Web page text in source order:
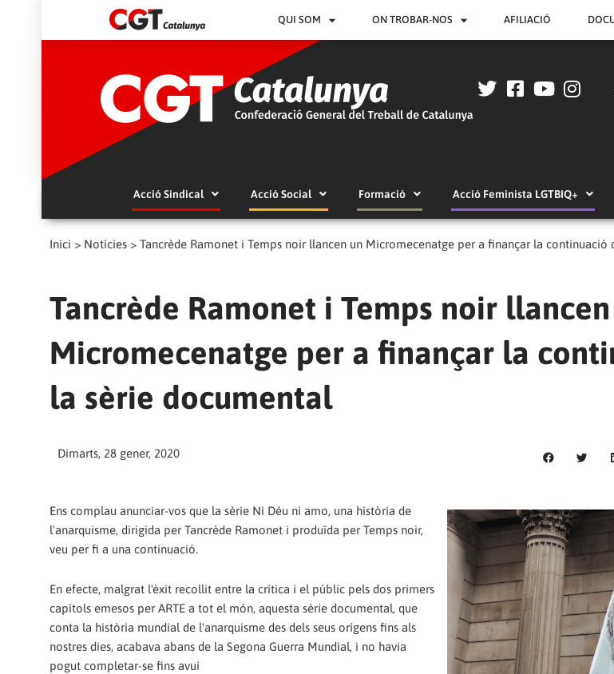
QUI SOM ON TROBAR-NOS AFILIACIÓ
Acció Sindical Acció Social Formació Acció Feminista LGTBIQ+
Inici > Notícies > Tancrède Ramonet i Temps noir llancen un Micromecenatge per a finançar la continuació
Tancrède Ramonet i Temps noir
Micromecenatge per a finançar la
la sèrie documental
Dimarts, 28 gener, 2020
Ens complau anunciar-vos que la sèrie Ni Déu ni amo, una història de
l'anarquisme, dirigida per Tancrède Ramonet i produïda per Temps noir,
veu per fi a una continuació.
En efecte, malgrat l'èxit recollit entre la crítica i el públic pels dos primers
capítols emesos per ARTE a tot el món, aquesta sèrie documental, que
conta la història mundial de l'anarquisme des dels seus orígens fins als
nostres dies, acabava abans de la Segona Guerra Mundial, i no havia
pogut completar-se fins avui